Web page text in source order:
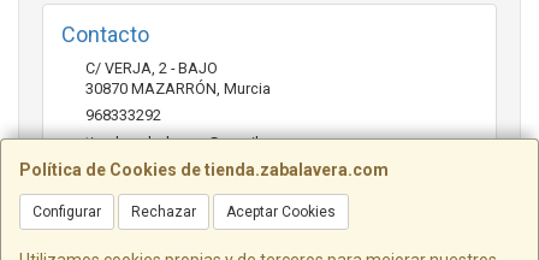
Política de Cookies de tienda.zabalavera.com
Configurar Rechazar Aceptar Cookies
Contacto
C/ VERJA, 2 - BAJO
30870 MAZARRÓN, Murcia
968333292
tienda.zabalavera@gmail.com
Horario
9:30-14:00 y 17:30-20:00